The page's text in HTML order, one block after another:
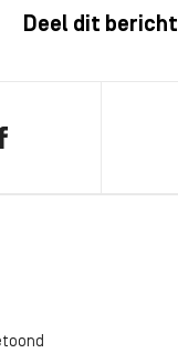
Deel dit bericht